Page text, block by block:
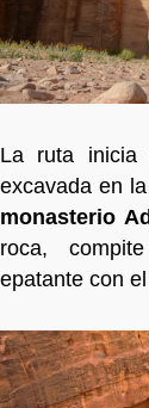
La ruta inicia
excavada en
monasterio
roca,
epatante con